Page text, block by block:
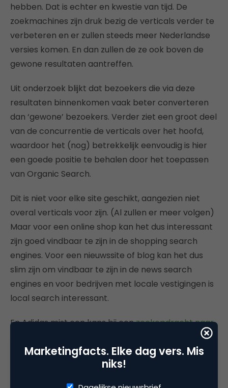
hebben. Dat is echter en kwestie van tijd. De
zoekmachines zijn druk bezig de verticals verder te
verbeteren en er zullen steeds meer Nederlandse
versies komen. En dan zullen de ze ook boven de
gewone resultaten aantreffen.
Uit onderzoek blijkt dat bezoekers die via deze
resultaten binnenkomen vaak beter converteren
dan ‘gewone’ bezoekers. Verder ziet een groot deel
van de concurrentie de verticals over het hoofd,
waardoor het (nog) betrekkelijk eenvoudig is hier
een goede positie te behalen door het toepassen
van Organic Search.
Dit is niet voor elke site geschikt, aangezien niet
overal verticals voor zijn. (Al zullen er meer volgen)
Maar voor een online shop kan het dus interessant
zijn goed vindbaar te zijn in de shopping search
engines. Voor een nieuwssite of blog kan het dus
slim zijn om vindbaar te zijn in de news search
engines en voor bedrijven met locale vestigingen is
local search interessant.
En Adidas mist een kans bij eenzoekopdracht naar
in de gewone resultaten. Er worden drie
images boven de gewone resultaten getoond,
maar ik zie geen Adidas.
Marketingfacts. Elke dag vers. Mis
niks!